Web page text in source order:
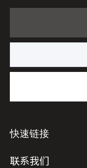
快速链接
联系我们